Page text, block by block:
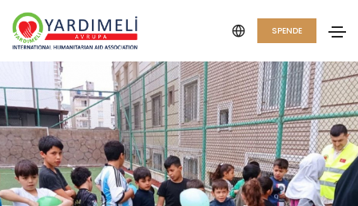
SPENDE